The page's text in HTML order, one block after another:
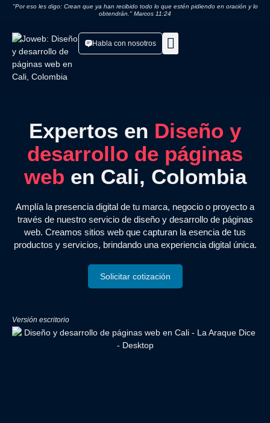
"Por eso les digo: Crean que ya han recibido todo lo que estén pidiendo en oración y lo
obtendrán." Marcos 11:24
Habla con nosotros
Expertos en Diseño y
desarrollo de páginas
web en Cali, Colombia
Amplía la presencia digital de tu marca, negocio o proyecto a
través de nuestro servicio de diseño y desarrollo de páginas
web. Creamos sitios web que capturan la esencia de tus
productos y servicios, brindando una experiencia digital única.
Solicitar cotización
Versión escritorio